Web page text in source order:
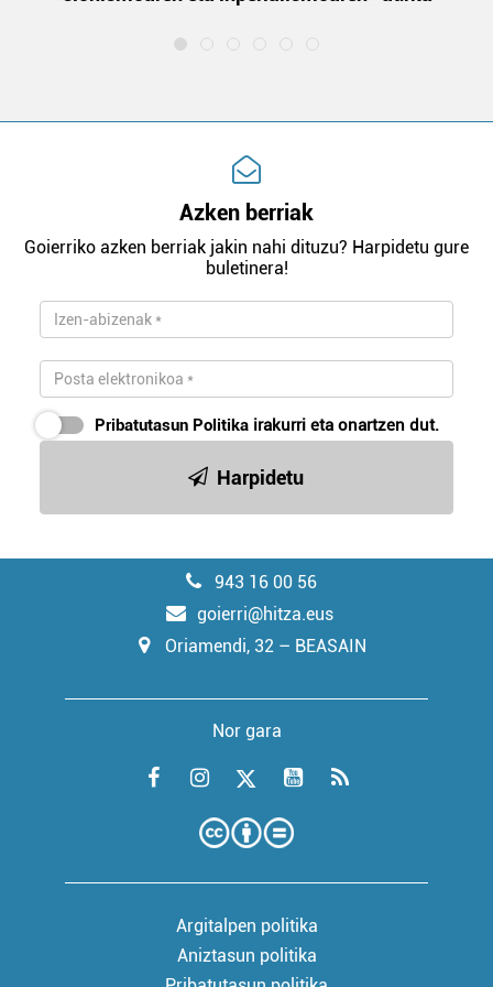
Azken berriak
Goierriko azken berriak jakin nahi dituzu? Harpidetu gure
buletinera!
Pribatutasun Politika irakurri eta onartzen dut.
Harpidetu
943 16 00 56
goierri@hitza.eus
Oriamendi, 32 – BEASAIN
Nor gara
Argitalpen politika
Aniztasun politika